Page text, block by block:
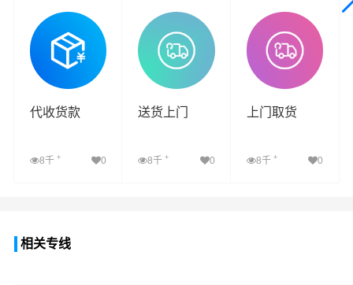
查看详细 查看详细 查看详细
代收货款
8千 + 0
送货上门
8千+ 0
上门取货
8千 + 0
相关专线